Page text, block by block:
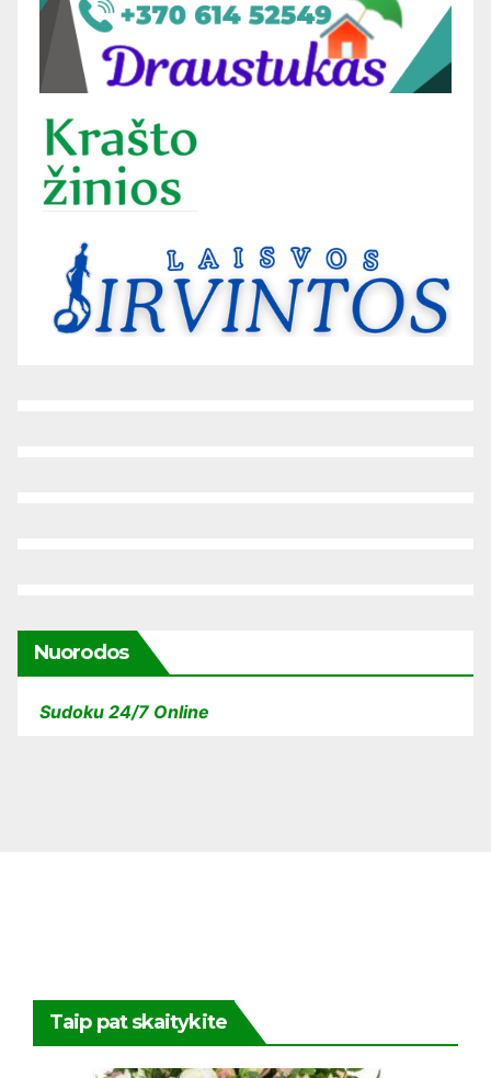
Nuorodos
Sudoku 24/7 Online
Taip pat skaitykite